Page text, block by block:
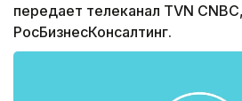
передает телеканал TVN
РосБизнесКонсалтинг.